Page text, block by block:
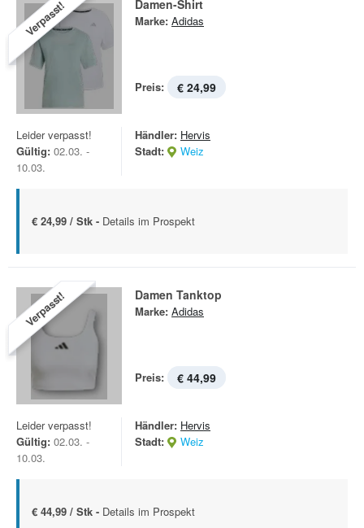
Verpasst! Damen-Shirt
Marke: Adidas
Preis: € 24,99
Leider verpasst!
Gültig: 02.03. -
10.03.
Händler: Hervis
Stadt:
Weiz
€ 24,99 / Stk - Details im Prospekt
Verpasst! Damen Tanktop
Marke: Adidas
Preis: € 44,99
Leider verpasst!
Gültig: 02.03. -
10.03.
Händler: Hervis
Stadt:
Weiz
€ 44,99 / Stk - Details im Prospekt